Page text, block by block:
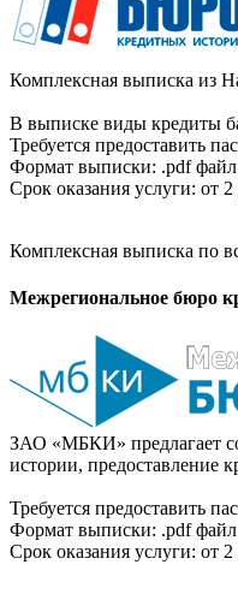
Комплексная выписка из
В выписке виды кредиты
Требуется предоставить
Формат выписки: .pdf файл
Срок оказания услуги: от 2
Комплексная выписка по
Межрегиональное бюро
ЗАО «МБКИ» предлагает
истории, предоставление
Требуется предоставить
Формат выписки: .pdf файл
Срок оказания услуги: от 2